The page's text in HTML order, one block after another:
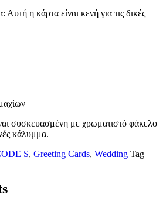
η κάρτα είναι κενή για τις δικές
συσκευασμένη με χρωματιστό φάκελο
κάλυμμα.
S, Greeting Cards, Wedding Tag